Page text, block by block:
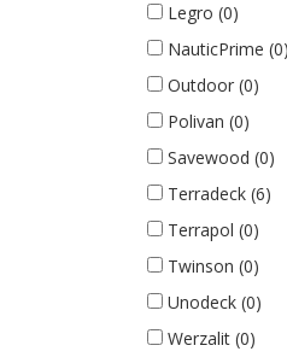
Legro (0)
NauticPrime (0)
Outdoor (0)
Polivan (0)
Savewood (0)
Terradeck (6)
Terrapol (0)
Twinson (0)
Unodeck (0)
Werzalit (0)